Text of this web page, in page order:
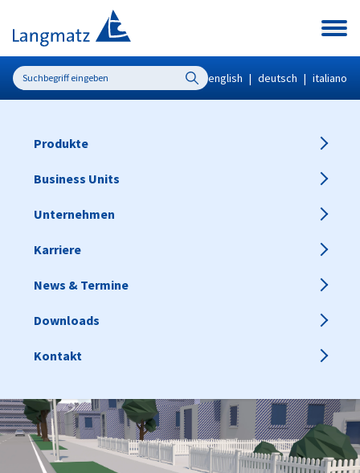
english | deutsch | italiano
Produkte
Business Units
Unternehmen
Karriere
News & Termine
Downloads
Kontakt